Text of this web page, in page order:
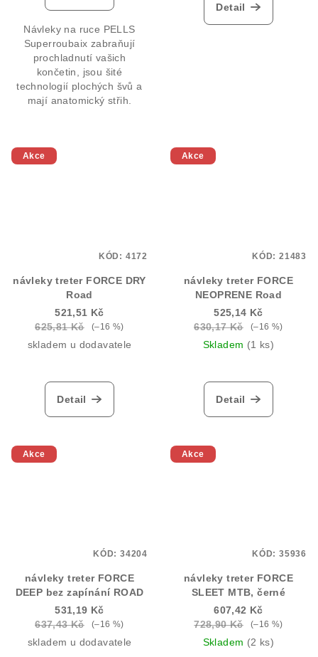
Návleky na ruce PELLS
Superroubaix zabraňují
prochladnutí vašich
končetin, jsou šité
technologií plochých švů a
mají anatomický střih.
Detail
Akce
návleky treter FORCE DRY
Road
521,51 Kč
625,81 Kč
(–16 %)
skladem u dodavatele
Detail
KÓD: 4172
Akce
návleky treter FORCE
NEOPRENE Road
525,14 Kč
630,17 Kč
(–16 %)
Skladem (1 ks)
Detail
KÓD: 21483
Akce
návleky treter FORCE
DEEP bez zapínání ROAD
531,19 Kč
637,43 Kč
(–16 %)
skladem u dodavatele
KÓD: 34204
Akce
návleky treter FORCE
SLEET MTB, černé
607,42 Kč
728,90 Kč
(–16 %)
Skladem (2 ks)
KÓD: 35936